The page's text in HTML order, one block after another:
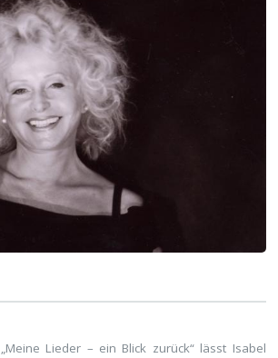
Lieder – ein Blick zurück“ lässt Isabel